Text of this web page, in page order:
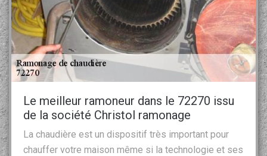
Le meilleur ramoneur dans le 72270 issu
de la société Christol ramonage
La chaudière est un dispositif très important pour
chauffer votre maison même si la technologie et ses